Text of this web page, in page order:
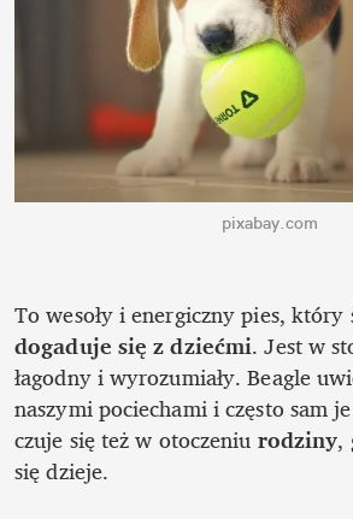
pixabay.com
dogaduje się z dziećmi. Jest w
łagodny i wyrozumiały. Beagle
naszymi pociechami i często sam
czuje się też w otoczeniu rodziny,
się dzieje.